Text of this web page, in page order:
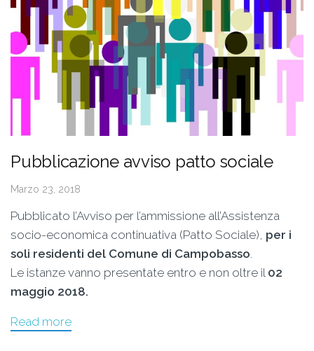
Pubblicazione avviso patto sociale
Marzo 23, 2018
Pubblicato l’Avviso per l’ammissione all’Assistenza
socio-economica continuativa (Patto Sociale), per i
soli residenti del Comune di Campobasso.
Le istanze vanno presentate entro e non oltre il 02
maggio 2018.
Read more